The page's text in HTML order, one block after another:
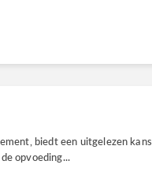
biedt een uitgelezen kans
opvoeding...